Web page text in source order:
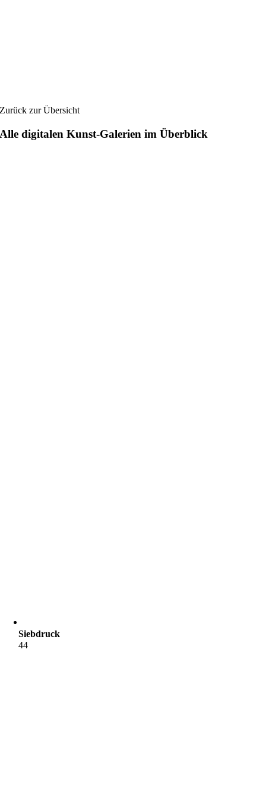
Zurück zur Übersicht
Alle digitalen Kunst-Galerien im Überblick
Siebdruck
44